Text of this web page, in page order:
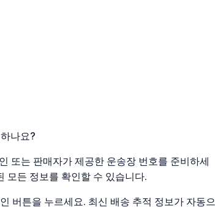
나요?
또는 판매자가 제공한 운송장 번호를 준비하세
모든 정보를 확인할 수 있습니다.
버튼을 누르세요. 최신 배송 추적 정보가 자동으